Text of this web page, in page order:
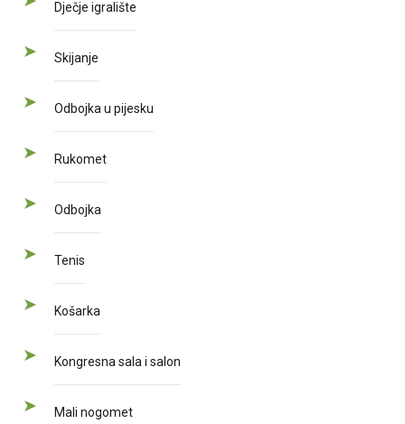
Dječje igralište
Skijanje
Odbojka u pijesku
Rukomet
Odbojka
Tenis
Košarka
Kongresna sala i salon
Mali nogomet